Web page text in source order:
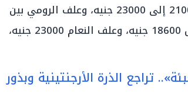
جنيه، وعلف الحمام «في قطاع آخر» بين 21000 إلى 23000 جنيه، وعلف الرومي بين
23000 إلى 24500 جنيه، وعلف الإبل والخيل 18600 جنيه، وعلف النعام 23000 جنيه،
تراجع الذرة الأرجنتينية وبذور